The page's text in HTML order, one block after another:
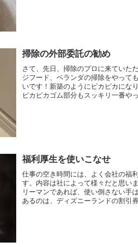
掃除の外部委託の勧め
さて、先日、掃除のプロに来ていた
ジフード、ベランダの掃除をやって
いです！新築のようにピカピカにな
ピカピカゴム部分もスッキリ一番や
福利厚生を使いこなせ
仕事の空き時間には、よく会社の福
す。内容は社によって様々だと思い
リーマンであれば、使い倒さない手
あるのは、ディズニーランドの割引